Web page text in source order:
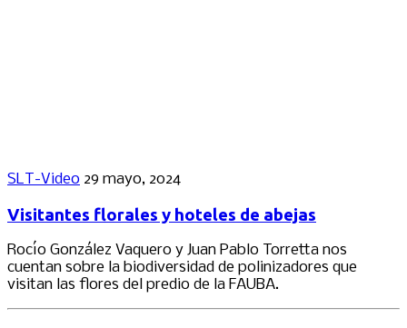
SLT-Video 29 mayo, 2024
Visitantes florales y hoteles de abejas
Rocío González Vaquero y Juan Pablo Torretta nos
cuentan sobre la biodiversidad de polinizadores que
visitan las flores del predio de la FAUBA.